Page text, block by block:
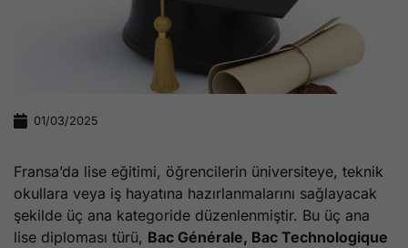
01/03/2025
Fransa’da lise eğitimi, öğrencilerin üniversiteye, teknik
okullara veya iş hayatına hazırlanmalarını sağlayacak
şekilde üç ana kategoride düzenlenmiştir. Bu üç ana
lise diploması türü, Bac Générale, Bac Technologique